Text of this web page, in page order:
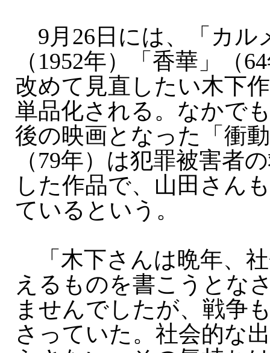
9月26日には、「カル
（1952年）「香華」（
改めて見直したい木下
単品化される。なかで
後の映画となった「衝
（79年）は犯罪被害者
した作品で、山田さん
ているという。
「木下さんは晩年、
えるものを書こうとな
ませんでしたが、戦争
さっていた。社会的な